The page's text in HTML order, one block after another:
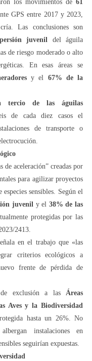
los movimientos de 61
GPS entre 2017 y 2023,
Las conclusiones son
juvenil del águila
de riesgo moderado o alto
En esas áreas se
y el 67% de la
tercio de las águilas
de cada diez casos el
de transporte o
de aceleración” creadas por
para agilizar proyectos
sensibles. Según el
juvenil y el 38% de las
protegidas por las
2413.
en el trabajo que «las
criterios ecológicos a
frente de pérdida de
exclusión a las Áreas
Aves y la Biodiversidad
hasta un 26%. No
instalaciones en
seguirían expuestas.